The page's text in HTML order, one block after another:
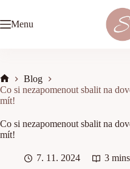
content
Menu
Home
Blog
Co si nezapomenout sbalit na
mít!
Co si nezapomenout sbalit na
mít!
7. 11. 2024 3 mins